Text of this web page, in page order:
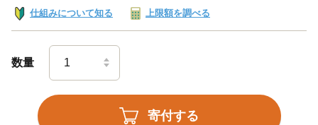
仕組みについて知る 上限額を調べる
数量
寄付する